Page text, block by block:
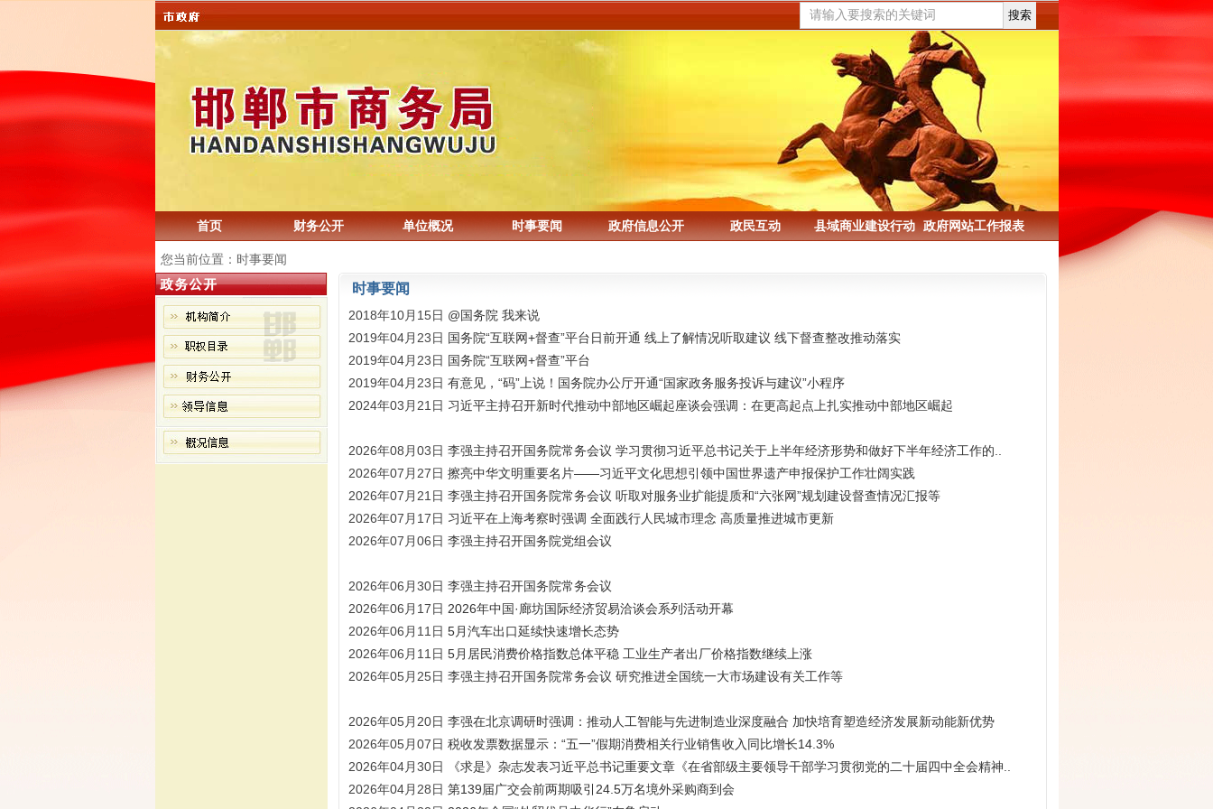
首页 财务公开 单位概况 时事要闻 政府信息公开 政民互动 县域商业建设行动 政府网站工作报表
您当前位置：时事要闻
时事要闻
2018年10月15日 @国务院 我来说
2019年04月23日 国务院“互联网+督查”平台日前开通 线上了解情况听取建议 线下督查整改推动落实
2019年04月23日 国务院“互联网+督查”平台
2019年04月23日 有意见，“码”上说！国务院办公厅开通“国家政务服务投诉与建议”小程序
2024年03月21日 习近平主持召开新时代推动中部地区崛起座谈会强调：在更高起点上扎实推动中部地区崛起
2026年08月03日 李强主持召开国务院常务会议 学习贯彻习近平总书记关于上半年经济形势和做好下半年经济工作的..
2026年07月27日 擦亮中华文明重要名片——习近平文化思想引领中国世界遗产申报保护工作壮阔实践
2026年07月21日 李强主持召开国务院常务会议 听取对服务业扩能提质和“六张网”规划建设督查情况汇报等
2026年07月17日 习近平在上海考察时强调 全面践行人民城市理念 高质量推进城市更新
2026年07月06日 李强主持召开国务院党组会议
2026年06月30日 李强主持召开国务院常务会议
2026年06月17日 2026年中国·廊坊国际经济贸易洽谈会系列活动开幕
2026年06月11日 5月汽车出口延续快速增长态势
2026年06月11日 5月居民消费价格指数总体平稳 工业生产者出厂价格指数继续上涨
2026年05月25日 李强主持召开国务院常务会议 研究推进全国统一大市场建设有关工作等
2026年05月20日 李强在北京调研时强调：推动人工智能与先进制造业深度融合 加快培育塑造经济发展新动能新优势
2026年05月07日 税收发票数据显示：“五一”假期消费相关行业销售收入同比增长14.3%
2026年04月30日
《求是》杂志发表习近平总书记重要文章《在省部级主要领导干部学习贯彻党的二十届四中全会精神..
2026年04月28日 第139届广交会前两期吸引24.5万名境外采购商到会